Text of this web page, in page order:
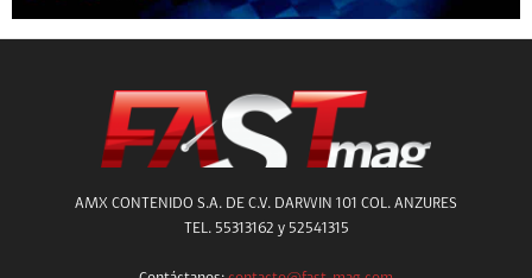
AMX CONTENIDO S.A. DE C.V. DARWIN 101 COL. ANZURES
TEL. 55313162 y 52541315